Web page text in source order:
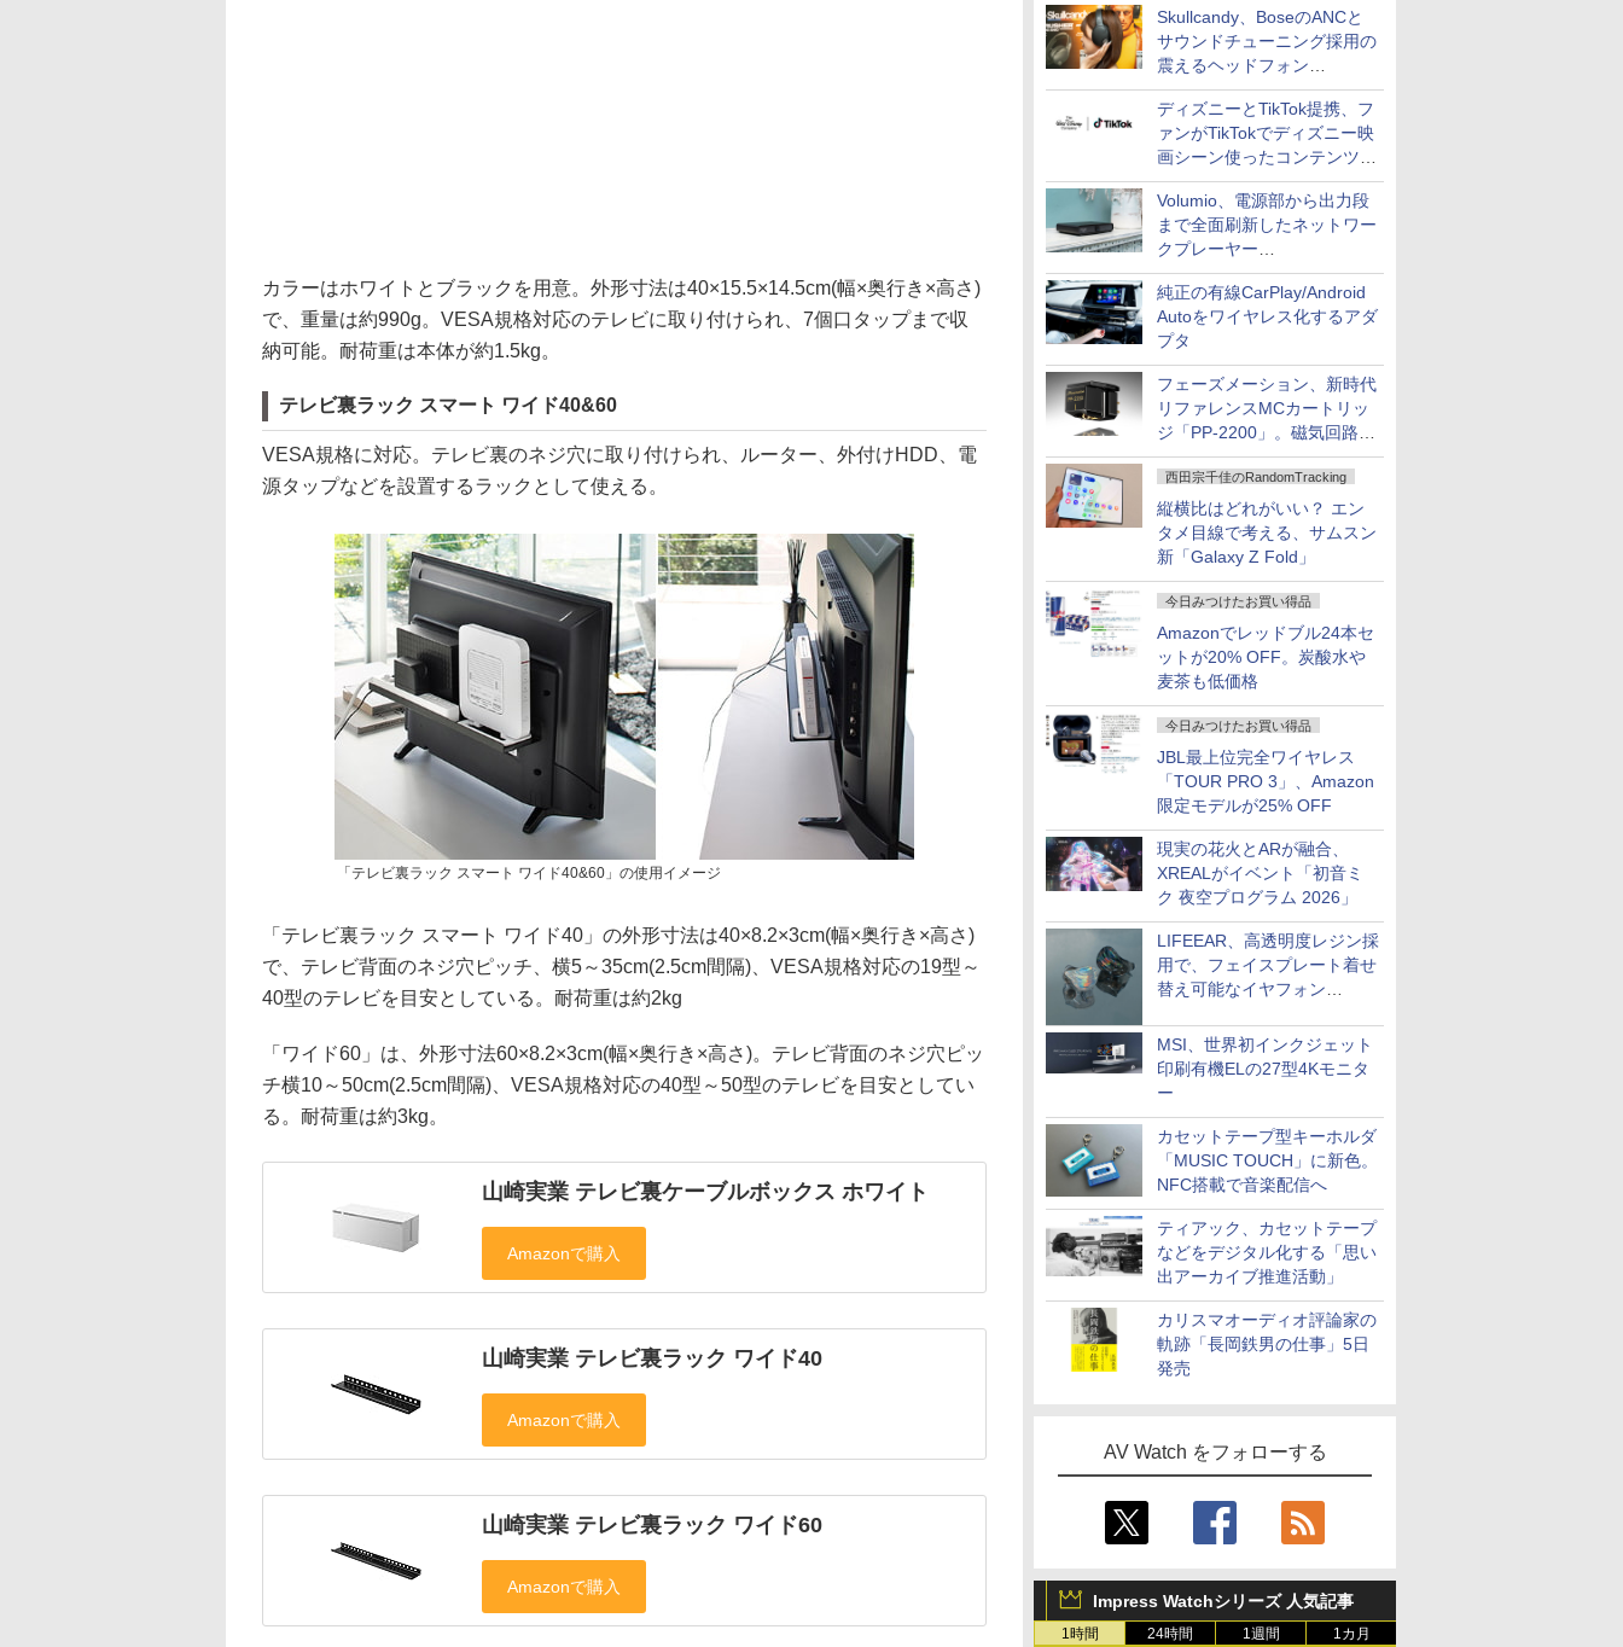
Skullcandy、BoseのANCと
サウンドチューニング採用の
震えるヘッドフォン
「Crusher 1080 ANC」
ディズニーとTikTok提携、フ
ァンがTikTokでディズニー映
画シーン使ったコンテンツ制
作、Disney+にも配信
Volumio、電源部から出力段
まで全面刷新したネットワー
クプレーヤー
「Primo（2026）」
純正の有線CarPlay/Android
Autoをワイヤレス化するアダ
プタ
フェーズメーション、新時代
リファレンスMCカートリッ
ジ「PP-2200」。磁気回路や
ハウジングを根本から見直し
西田宗千佳のRandomTracking
縦横比はどれがいい？ エン
タメ目線で考える、サムスン
新「Galaxy Z Fold」
今日みつけたお買い得品
Amazonでレッドブル24本セ
ットが20% OFF。炭酸水や
麦茶も低価格
今日みつけたお買い得品
JBL最上位完全ワイヤレス
「TOUR PRO 3」、Amazon
限定モデルが25% OFF
現実の花火とARが融合、
XREALがイベント「初音ミ
ク 夜空プログラム 2026」
LIFEEAR、高透明度レジン採
用で、フェイスプレート着せ
替え可能なイヤフォン
MSI、世界初インクジェット
印刷有機ELの27型4Kモニタ
ー
カセットテープ型キーホルダ
「MUSIC TOUCH」に新色。
NFC搭載で音楽配信へ
ティアック、カセットテープ
などをデジタル化する「思い
出アーカイブ推進活動」
カリスマオーディオ評論家の
軌跡「長岡鉄男の仕事」5日
発売
AV Watch をフォローする
Impress Watchシリーズ 人気記事
1時間 24時間 1週間 1カ月
カラーはホワイトとブラックを用意。外形寸法は40×15.5×14.5cm(幅×奥行き×高さ)
で、重量は約990g。VESA規格対応のテレビに取り付けられ、7個口タップまで収
納可能。耐荷重は本体が約1.5kg。
テレビ裏ラック スマート ワイド40&60
VESA規格に対応。テレビ裏のネジ穴に取り付けられ、ルーター、外付けHDD、電
源タップなどを設置するラックとして使える。
「テレビ裏ラック スマート ワイド40&60」の使用イメージ
「テレビ裏ラック スマート ワイド40」の外形寸法は40×8.2×3cm(幅×奥行き×高さ)
で、テレビ背面のネジ穴ピッチ、横5～35cm(2.5cm間隔)、VESA規格対応の19型～
40型のテレビを目安としている。耐荷重は約2kg
「ワイド60」は、外形寸法60×8.2×3cm(幅×奥行き×高さ)。テレビ背面のネジ穴ピッ
チ横10～50cm(2.5cm間隔)、VESA規格対応の40型～50型のテレビを目安としてい
る。耐荷重は約3kg。
山崎実業 テレビ裏ケーブルボックス ホワイト
山崎実業 テレビ裏ラック ワイド40
山崎実業 テレビ裏ラック ワイド60